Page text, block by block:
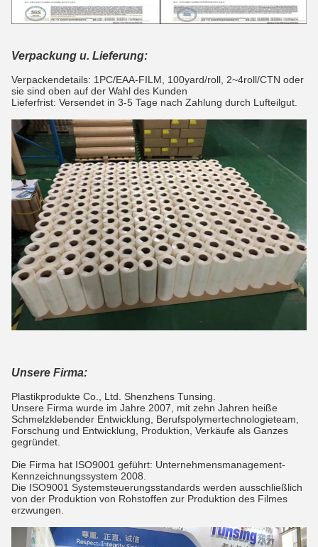
Verpackung u. Lieferung:
Verpackendetails: 1PC/EAA-FILM, 100yard/roll, 2~4roll/CTN oder
sie sind oben auf der Wahl des Kunden
Lieferfrist: Versendet in 3-5 Tage nach Zahlung durch Lufteilgut.
Unsere Firma:
Plastikprodukte Co., Ltd. Shenzhens Tunsing.
Unsere Firma wurde im Jahre 2007, mit zehn Jahren heiße
Schmelzklebender Entwicklung, Berufspolymertechnologieteam,
Forschung und Entwicklung, Produktion, Verkäufe als Ganzes
gegründet.
Die Firma hat ISO9001 geführt: Unternehmensmanagement-
Kennzeichnungssystem 2008.
Die ISO9001 Systemsteuerungsstandards werden ausschließlich
von der Produktion von Rohstoffen zur Produktion des Filmes
erzwungen.